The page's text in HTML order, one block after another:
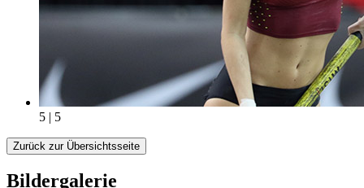
5 | 5
Zurück zur Übersichtsseite
Bildergalerie